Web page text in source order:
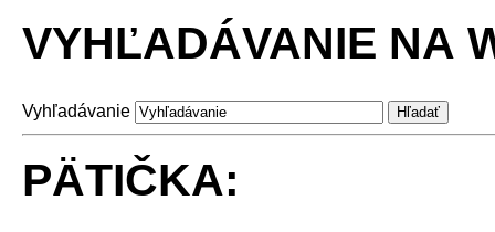
VYHĽADÁVANIE NA
Vyhľadávanie
PÄTIČKA: